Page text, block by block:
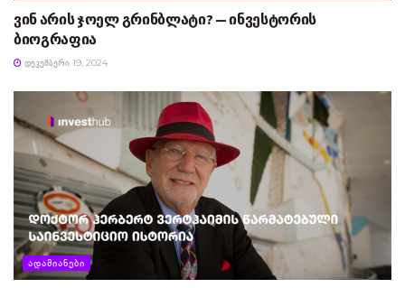
ვინ არის ჯოელ გრინბლატი? — ინვესტორის
ბიოგრაფია
ᲓᲔᲙᲔᲛᲑᲔᲠᲘ 19, 2024
ᲐᲓᲐᲛᲘᲐᲜᲔᲑᲘ